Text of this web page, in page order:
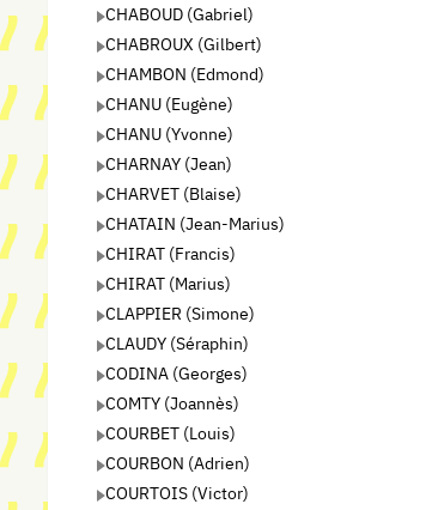
CHABOUD (Gabriel)
CHABROUX (Gilbert)
CHAMBON (Edmond)
CHANU (Eugène)
CHANU (Yvonne)
CHARNAY (Jean)
CHARVET (Blaise)
CHATAIN (Jean-Marius)
CHIRAT (Francis)
CHIRAT (Marius)
CLAPPIER (Simone)
CLAUDY (Séraphin)
CODINA (Georges)
COMTY (Joannès)
COURBET (Louis)
COURBON (Adrien)
COURTOIS (Victor)